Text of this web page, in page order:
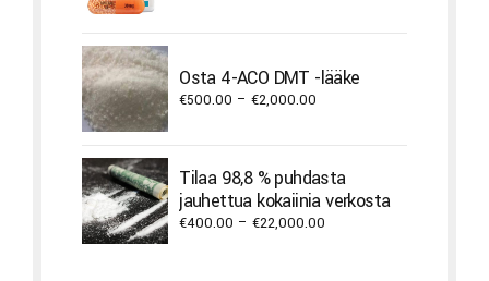
€2,000.00
Osta 4-ACO DMT -lääke
€500.00 – €2,000.00
through
€2,000.00
Tilaa 98,8 % puhdasta
jauhettua kokaiinia verkosta
€400.00 – €22,000.00